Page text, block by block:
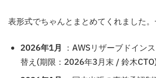
表形式でちゃんとまとめてくれました。
2026年1月 ：AWSリザーブドイン
替え(期限：2026年3月末 / 鈴木